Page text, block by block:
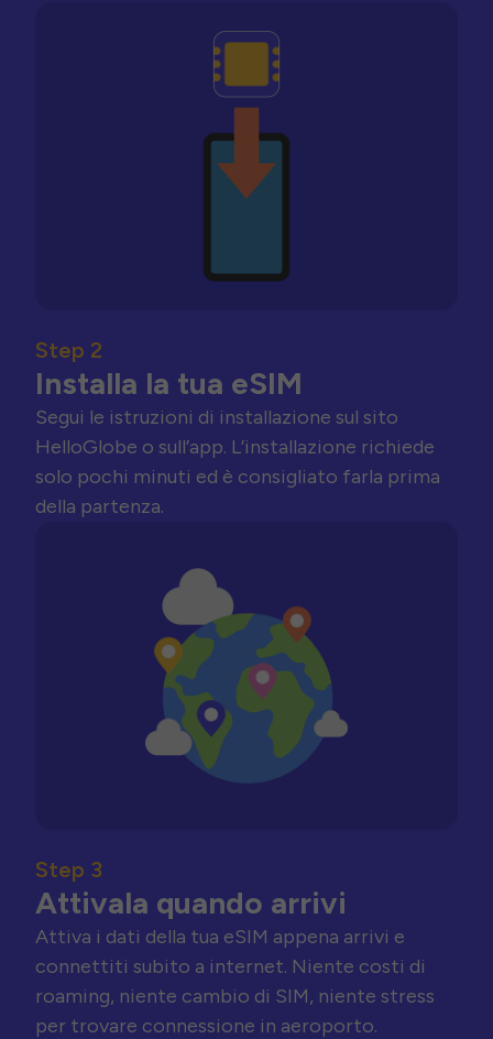
Step 2
Installa la tua eSIM
Segui le istruzioni di installazione sul sito
HelloGlobe o sull’app. L’installazione richiede
solo pochi minuti ed è consigliato farla prima
della partenza.
Step 3
Attivala quando arrivi
Attiva i dati della tua eSIM appena arrivi e
connettiti subito a internet. Niente costi di
roaming, niente cambio di SIM, niente stress
per trovare connessione in aeroporto.